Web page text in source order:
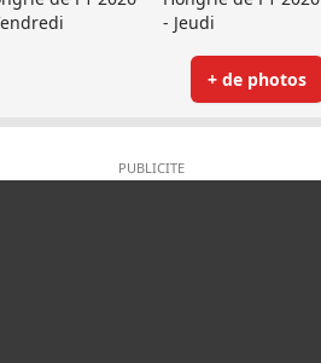
- Jeudi
+ de photos